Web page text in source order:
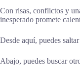
Con risas, conflictos y
inesperado promete
Desde aquí, puedes
Abajo, puedes buscar